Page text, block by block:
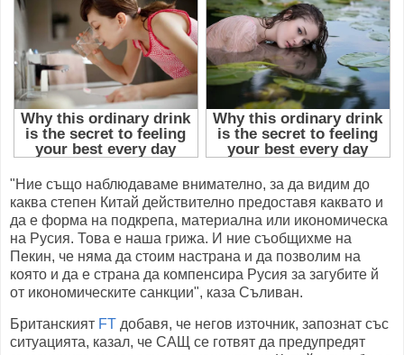
"Ние също наблюдаваме внимателно, за да видим до
каква степен Китай действително предоставя каквато и
да е форма на подкрепа, материална или икономическа
на Русия. Това е наша грижа. И ние съобщихме на
Пекин, че няма да стоим настрана и да позволим на
която и да е страна да компенсира Русия за загубите й
от икономическите санкции", каза Съливан.
Британският FT добавя, че негов източник, запознат със
ситуацията, казал, че САЩ се готвят да предупредят